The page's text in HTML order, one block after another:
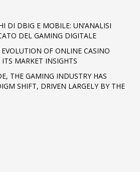
DI DBIG E MOBILE: UN’ANALISI
DEL GAMING DIGITALE
OF ONLINE CASINO
MARKET INSIGHTS
THE GAMING INDUSTRY HAS
SHIFT, DRIVEN LARGELY BY THE